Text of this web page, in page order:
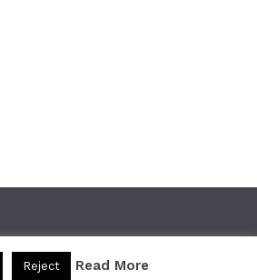
Reject Read More